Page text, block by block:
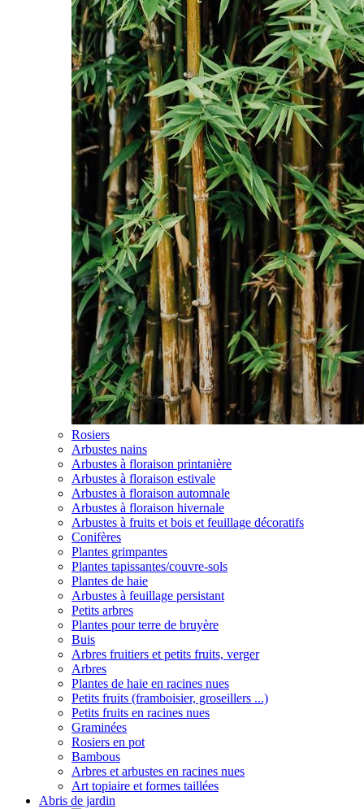
Rosiers
Arbustes nains
Arbustes à floraison printanière
Arbustes à floraison estivale
Arbustes à floraison automnale
Arbustes à floraison hivernale
Arbustes à fruits et bois et feuillage décoratifs
Conifères
Plantes grimpantes
Plantes tapissantes/couvre-sols
Plantes de haie
Arbustes à feuillage persistant
Petits arbres
Plantes pour terre de bruyère
Buis
Arbres fruitiers et petits fruits, verger
Arbres
Plantes de haie en racines nues
Petits fruits (framboisier, groseillers ...)
Petits fruits en racines nues
Graminées
Rosiers en pot
Bambous
Arbres et arbustes en racines nues
Art topiaire et formes taillées
Abris de jardin